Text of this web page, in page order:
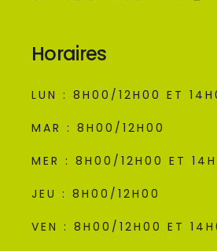
Horaires
LUN : 8H00/12H00 ET
MAR : 8H00/12H00
MER : 8H00/12H00 ET
JEU : 8H00/12H00
VEN : 8H00/12H00 ET